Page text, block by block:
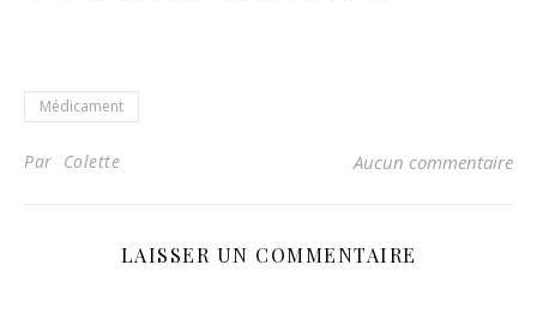
Médicament
Par Colette Aucun commentaire
LAISSER UN COMMENTAIRE